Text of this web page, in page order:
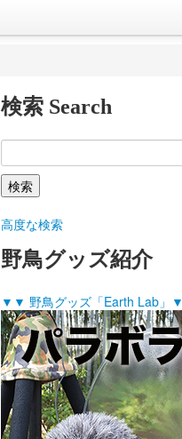
検索 Search
高度な検索
野鳥グッズ紹介
▼▼ 野鳥グッズ「Earth Lab」